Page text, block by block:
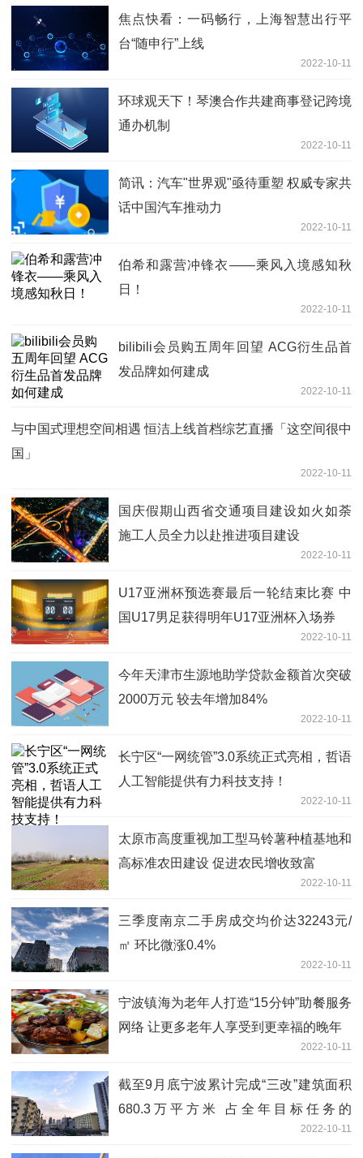
焦点快看：一码畅行，上海智慧出行平
台“随申行”上线
2022-10-11
环球观天下！琴澳合作共建商事登记跨境
通办机制
2022-10-11
简讯：汽车"世界观"亟待重塑 权威专家共
话中国汽车推动力
2022-10-11
伯希和露营冲锋衣——乘风入境感知秋
日！
2022-10-11
bilibili会员购五周年回望 ACG衍生品首
发品牌如何建成
2022-10-11
与中国式理想空间相遇 恒洁上线首档综艺直播「这空间很中
国」
2022-10-11
国庆假期山西省交通项目建设如火如荼
施工人员全力以赴推进项目建设
2022-10-11
U17亚洲杯预选赛最后一轮结束比赛 中
国U17男足获得明年U17亚洲杯入场券
2022-10-11
今年天津市生源地助学贷款金额首次突破
2000万元 较去年增加84%
2022-10-11
长宁区“一网统管”3.0系统正式亮相，哲语
人工智能提供有力科技支持！
2022-10-11
太原市高度重视加工型马铃薯种植基地和
高标准农田建设 促进农民增收致富
2022-10-11
三季度南京二手房成交均价达32243元/
㎡ 环比微涨0.4%
2022-10-11
宁波镇海为老年人打造“15分钟”助餐服务
网络 让更多老年人享受到更幸福的晚年
2022-10-11
截至9月底宁波累计完成“三改”建筑面积
680.3万平方米 占全年目标任务的
2022-10-11